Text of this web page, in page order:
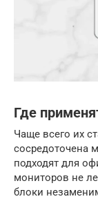
Где
Чаще всего их
сосредоточена
подходят для
мониторов не
блоки